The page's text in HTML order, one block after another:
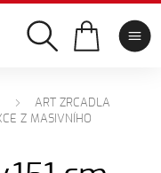
ART ZRCADLA
Z MASIVNÍHO